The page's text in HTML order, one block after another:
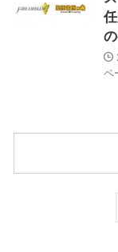
ペ